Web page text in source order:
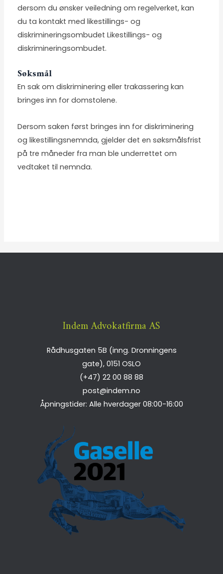
dersom du ønsker veiledning om regelverket, kan
du ta kontakt med likestillings- og
diskrimineringsombudet Likestillings- og
diskrimineringsombudet.
Søksmål
En sak om diskriminering eller trakassering kan
bringes inn for domstolene.
Dersom saken først bringes inn for diskriminering
og likestillingsnemnda, gjelder det en søksmålsfrist
på tre måneder fra man ble underrettet om
vedtaket til nemnda.
Indem Advokatfirma AS
Rådhusgaten 5B (inng. Dronningens
gate), 0151 OSLO
(+47) 22 00 88 88
post@indem.no
Åpningstider: Alle hverdager 08:00-16:00